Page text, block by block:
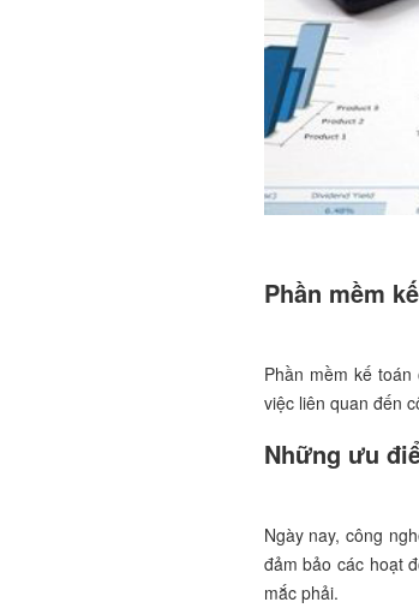
Phần mềm
Phần mềm kế
việc liên quan đến
Những ưu
Ngày nay, công
đảm bảo các hoạt
mắc phải.